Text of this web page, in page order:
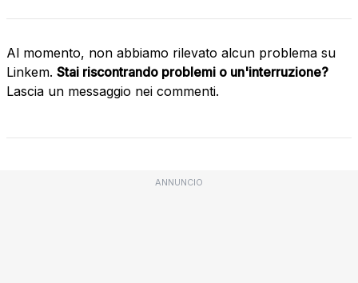
Al momento, non abbiamo rilevato alcun problema su
Linkem. Stai riscontrando problemi o un'interruzione?
Lascia un messaggio nei commenti.
ANNUNCIO